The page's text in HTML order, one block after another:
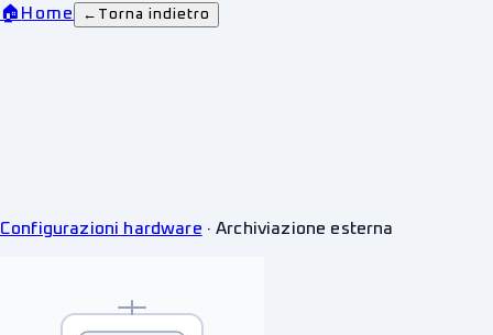
🏠 Home ← Torna indietro
Configurazioni hardware ·Archiviazione esterna